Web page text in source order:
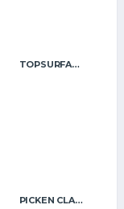
TOPSURFACE NB PATERNA
PICKEN CLARET